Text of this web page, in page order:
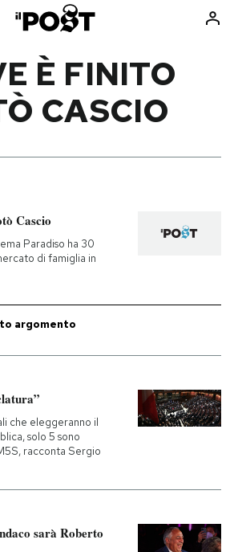
Libri
Media
È FINITO
CASCIO
Cascio
Paradiso ha 30
di famiglia in
argomento
che eleggeranno il
solo 5 sono
racconta Sergio
sarà Roberto